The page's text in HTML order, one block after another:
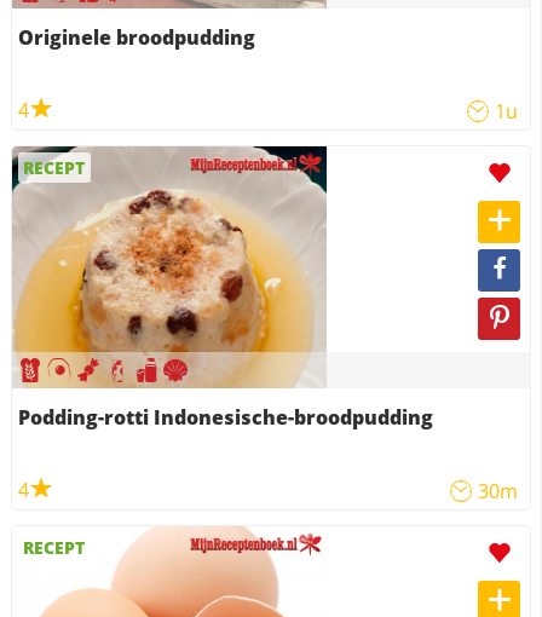
Originele broodpudding
4 1u
RECEPT
Podding-rotti Indonesische-broodpudding
4 30m
RECEPT